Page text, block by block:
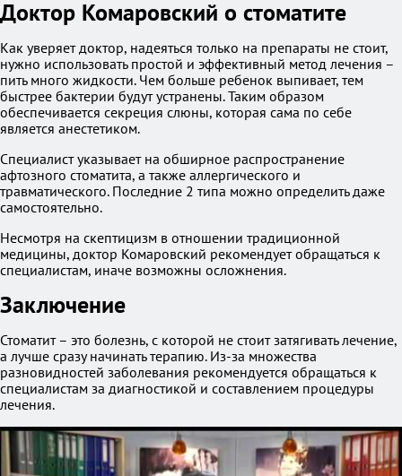
Доктор Комаровский о стоматите
Как уверяет доктор, надеяться только на препараты не стоит,
нужно использовать простой и эффективный метод лечения –
пить много жидкости. Чем больше ребенок выпивает, тем
быстрее бактерии будут устранены. Таким образом
обеспечивается секреция слюны, которая сама по себе
является анестетиком.
Специалист указывает на обширное распространение
афтозного стоматита, а также аллергического и
травматического. Последние 2 типа можно определить даже
самостоятельно.
Несмотря на скептицизм в отношении традиционной
медицины, доктор Комаровский рекомендует обращаться к
специалистам, иначе возможны осложнения.
Заключение
Стоматит – это болезнь, с которой не стоит затягивать лечение,
а лучше сразу начинать терапию. Из-за множества
разновидностей заболевания рекомендуется обращаться к
специалистам за диагностикой и составлением процедуры
лечения.